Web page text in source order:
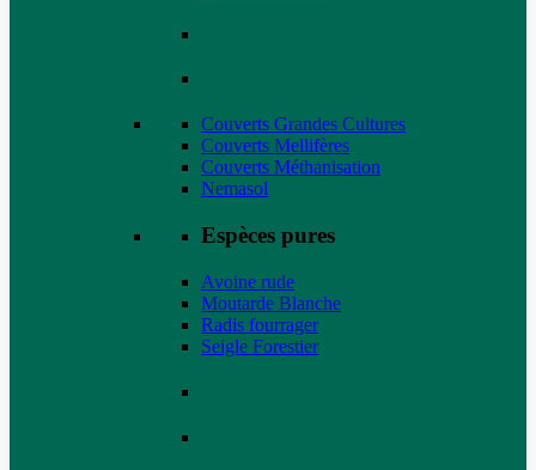
Couverts Grandes Cultures
Couverts Mellifères
Couverts Méthanisation
Nemasol
Espèces pures
Avoine rude
Moutarde Blanche
Radis fourrager
Seigle Forestier